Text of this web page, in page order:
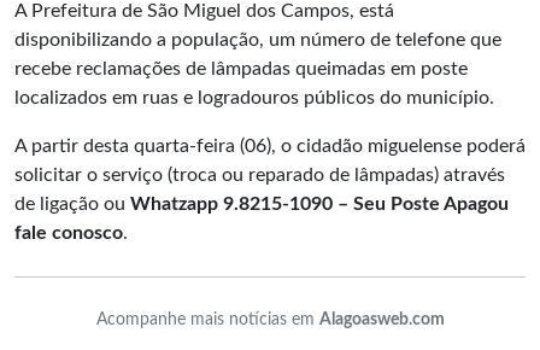
A Prefeitura de São Miguel dos Campos, está
disponibilizando a população, um número de telefone que
recebe reclamações de lâmpadas queimadas em poste
localizados em ruas e logradouros públicos do município.
A partir desta quarta-feira (06), o cidadão miguelense poderá
solicitar o serviço (troca ou reparado de lâmpadas) através
de ligação ou Whatzapp 9.8215-1090 – Seu Poste Apagou
fale conosco.
Acompanhe mais notícias em Alagoasweb.com